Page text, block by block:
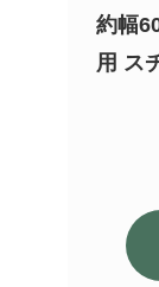
約幅
用 ス